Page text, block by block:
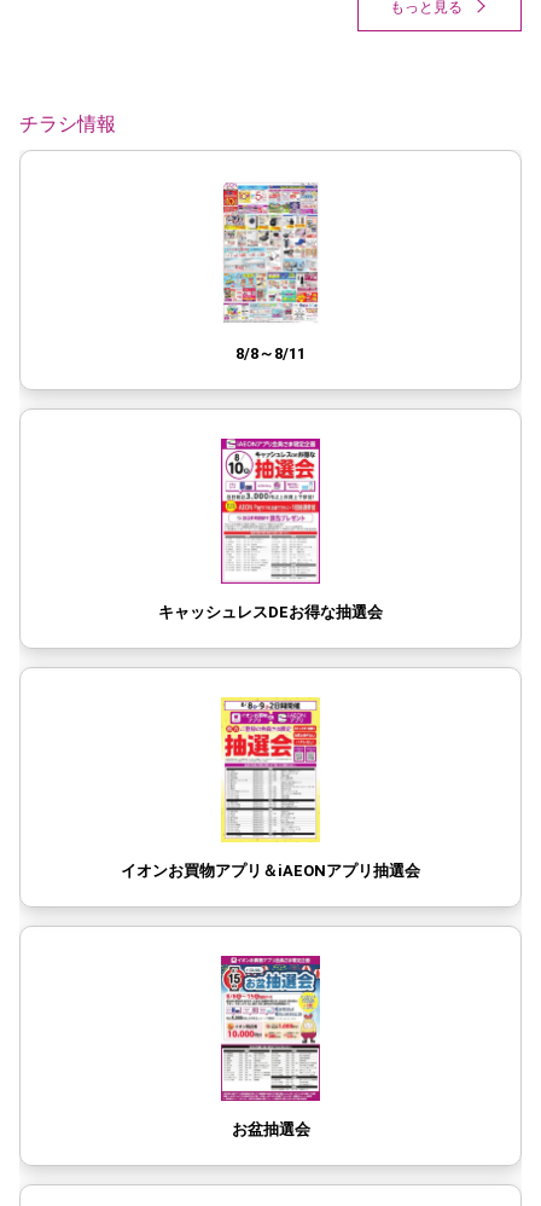
もっと見る
チラシ情報